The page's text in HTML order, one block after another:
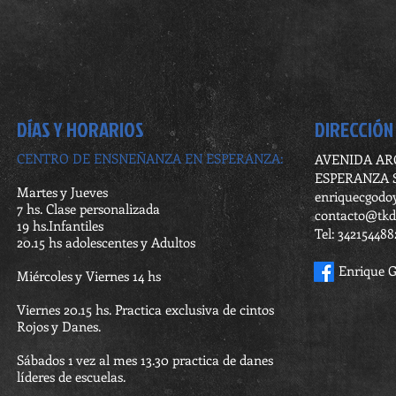
DÍAS Y HORARIOS
CENTRO DE ENSNEÑANZA EN ESPERANZA:
Martes y Jueves
7 hs. Clase personalizada
19 hs.Infantiles
20.15 hs adolescentes y Adultos
Miércoles y Viernes 14 hs
Viernes 20.15 hs. Practica exclusiva de cintos
Rojos y Danes.
Sábados 1 vez al mes 13.30 practica de danes
líderes de escuelas.
DIRECCIÓN
AVENIDA
ESPERANZA
Tel:
Enrique